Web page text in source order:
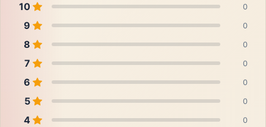
10 0
9 0
8 0
7 0
6 0
5 0
4 0